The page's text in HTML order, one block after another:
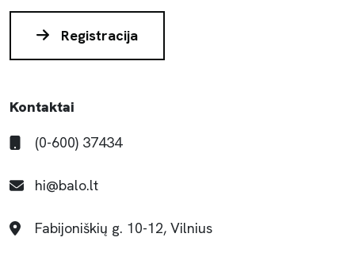
Registracija
Kontaktai
(0-600) 37434
hi@balo.lt
Fabijoniškių g. 10-12, Vilnius